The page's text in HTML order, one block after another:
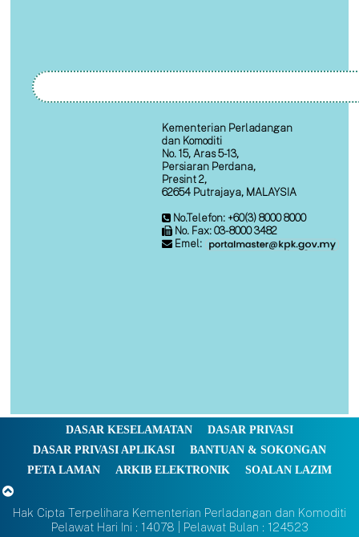
Kementerian Perladangan
dan Komoditi
No. 15, Aras 5-13,
Persiaran Perdana,
Presint 2,
62654 Putrajaya, MALAYSIA
No.Telefon: +60(3) 8000 8000
No. Fax: 03-8000 3482
Emel:
DASAR KESELAMATAN
DASAR PRIVASI
DASAR PRIVASI APLIKASI
BANTUAN & SOKONGAN
PETA LAMAN
ARKIB ELEKTRONIK SOALAN LAZIM
Hak Cipta Terpelihara Kementerian Perladangan dan Komoditi
Pelawat Hari Ini : 14078 | Pelawat Bulan : 124523